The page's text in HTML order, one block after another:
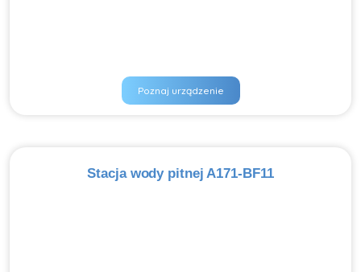
Poznaj urządzenie
Stacja wody pitnej A171-BF11